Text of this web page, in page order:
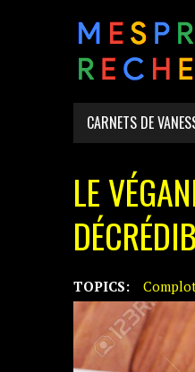
CARNETS DE
LE
TOPICS: